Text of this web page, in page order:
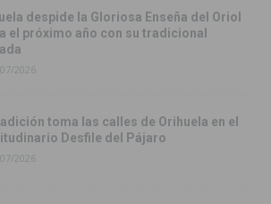
despide la Gloriosa Enseña del Oriol
el próximo año con su tradicional
2026
toma las calles de Orihuela en el
Desfile del Pájaro
2026